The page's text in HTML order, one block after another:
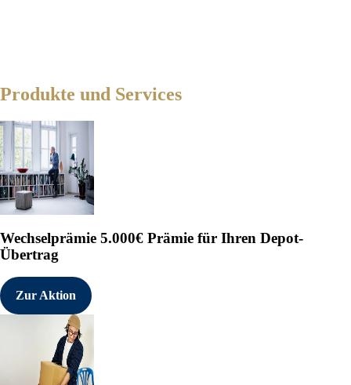
Produkte und Services
Wechselprämie 5.000€ Prämie für Ihren Depot-
Übertrag
Zur Aktion